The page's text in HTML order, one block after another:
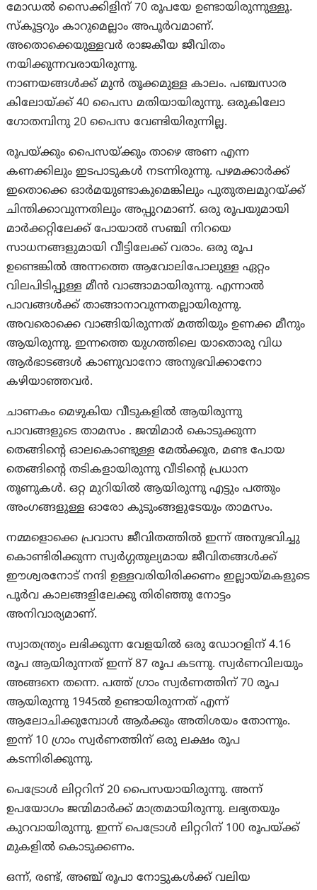
മോഡൽ സൈക്കിളിന് 70 രൂപയേ ഉണ്ടായിരുന്നുള്ളൂ.
സ്‌കൂട്ടറും കാറുമെല്ലാം അപൂർവമാണ്.
അതൊക്കെയുള്ളവർ രാജകീയ ജീവിതം
നയിക്കുന്നവരായിരുന്നു.
നാണയങ്ങൾക്ക് മുൻ തൂക്കമുള്ള കാലം. പഞ്ചസാര
കിലോയ്ക്ക് 40 പൈസ മതിയായിരുന്നു. ഒരുകിലോ
ഗോതമ്പിനു 20 പൈസ വേണ്ടിയിരുന്നില്ല.
രൂപയ്ക്കും പൈസയ്ക്കും താഴെ അണ എന്ന
കണക്കിലും ഇടപാടുകൾ നടന്നിരുന്നു. പഴമക്കാർക്ക്
ഇതൊക്കെ ഓർമയുണ്ടാകുമെങ്കിലും പുതുതലമുറയ്ക്ക്
ചിന്തിക്കാവുന്നതിലും അപ്പുറമാണ്. ഒരു രൂപയുമായി
മാർക്കറ്റിലേക്ക് പോയാൽ സഞ്ചി നിറയെ
സാധനങ്ങളുമായി വീട്ടിലേക്ക് വരാം. ഒരു രൂപ
ഉണ്ടെങ്കിൽ അന്നത്തെ ആവോലിപോലുള്ള ഏറ്റം
വിലപിടിപ്പുള്ള മീൻ വാങ്ങാമായിരുന്നു. എന്നാൽ
പാവങ്ങൾക്ക് താങ്ങാനാവുന്നതല്ലായിരുന്നു.
അവരൊക്കെ വാങ്ങിയിരുന്നത് മത്തിയും ഉണക്ക മീനും
ആയിരുന്നു. ഇന്നത്തെ യുഗത്തിലെ യാതൊരു വിധ
ആർഭാടങ്ങൾ കാണുവാനോ അനുഭവിക്കാനോ
കഴിയാഞ്ഞവർ.
ചാണകം മെഴുകിയ വീടുകളിൽ ആയിരുന്നു
പാവങ്ങളുടെ താമസം . ജന്മിമാർ കൊടുക്കുന്ന
തെങ്ങിന്റെ ഓലകൊണ്ടുള്ള മേൽക്കൂര, മണ്ട പോയ
തെങ്ങിന്റെ തടികളായിരുന്നു വീടിന്റെ പ്രധാന
തൂണുകൾ. ഒറ്റ മുറിയിൽ ആയിരുന്നു എട്ടും പത്തും
അംഗങ്ങളുള്ള ഓരോ കുടുംങ്ങളുടേയും താമസം.
നമ്മളൊക്കെ പ്രവാസ ജീവിതത്തിൽ ഇന്ന് അനുഭവിച്ചു
കൊണ്ടിരിക്കുന്ന സ്വർഗ്ഗതുല്യമായ ജീവിതങ്ങൾക്ക്
ഈശ്വരനോട് നന്ദി ഉള്ളവരിയിരിക്കണം ഇല്ലായ്മകളുടെ
പൂർവ കാലങ്ങളിലേക്കു തിരിഞ്ഞു നോട്ടം
അനിവാര്യമാണ്.
സ്വാതന്ത്ര്യം ലഭിക്കുന്ന വേളയിൽ ഒരു ഡോറളിന് 4.16
രൂപ ആയിരുന്നത് ഇന്ന് 87 രൂപ കടന്നു. സ്വർണവിലയും
അങ്ങനെ തന്നെ. പത്ത് ഗ്രാം സ്വർണത്തിന് 70 രൂപ
ആയിരുന്നു 1945ൽ ഉണ്ടായിരുന്നത് എന്ന്
ആലോചിക്കുമ്പോൾ ആർക്കും അതിശയം തോന്നും.
ഇന്ന് 10 ഗ്രാം സ്വർണത്തിന് ഒരു ലക്ഷം രൂപ
കടന്നിരിക്കുന്നു.
പെട്രോൾ ലിറ്ററിന് 20 പൈസയായിരുന്നു. അന്ന്
ഉപയോഗം ജന്മിമാർക്ക് മാത്രമായിരുന്നു. ലഭ്യതയും
കുറവായിരുന്നു. ഇന്ന്‌ പെട്രോൾ ലിറ്ററിന് 100 രൂപയ്ക്ക്
മുകളിൽ കൊടുക്കണം.
ഒന്ന്, രണ്ട്, അഞ്ച് രൂപാ നോട്ടുകൾക്ക് വലിയ